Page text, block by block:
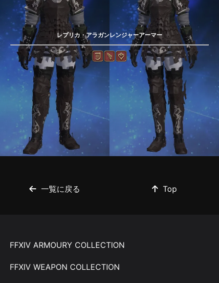
レプリカ・アラガンレンジャーアーマー
一覧に戻る Top
FFXIV ARMOURY COLLECTION
FFXIV WEAPON COLLECTION